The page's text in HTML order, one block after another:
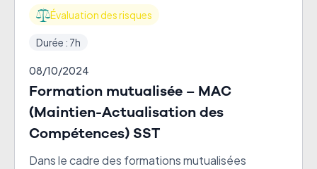
Évaluation des risques
Durée : 7h
08/10/2024
Formation mutualisée – MAC
(Maintien-Actualisation des
Compétences) SST
Dans le cadre des formations mutualisées